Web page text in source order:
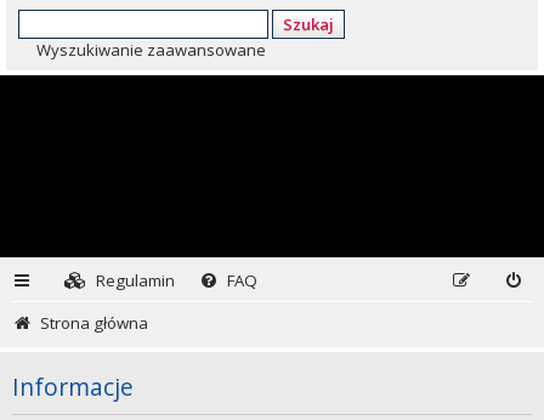
Szukaj
Wyszukiwanie zaawansowane
Regulamin
FAQ
Strona główna
Informacje